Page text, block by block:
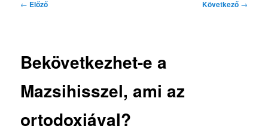
Bejegyzés
← Előző Következő →
Bekövetkezhet-e a
Mazsihisszel, ami az
ortodoxiával?